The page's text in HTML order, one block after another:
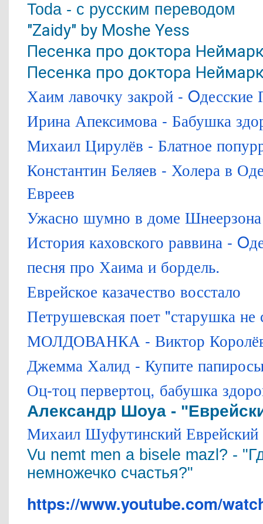
Toda - с русским переводом
"Zaidy" by Moshe Yess
Песенка про доктора
Песенка про доктора
Хаим лавочку закрой - Oдесские
Ирина Апексимова - Бабушка
Михаил Цирулёв - Блатное
Константин Беляев - Холера в
Евреев
Ужасно шумно в доме
История каховского раввина -
песня про Хаима и бордель.
Еврейское казачество восстало
Петрушевская поет "старушка
МОЛДОВАНКА - Виктор
Джемма Халид - Купите
Оц-тоц первертоц, бабушка
Александр Шоуа -
Михаил Шуфутинский Еврейский
Vu nemt men a bisele mazl? -
немножечко счастья?"
https://www.youtube.com/